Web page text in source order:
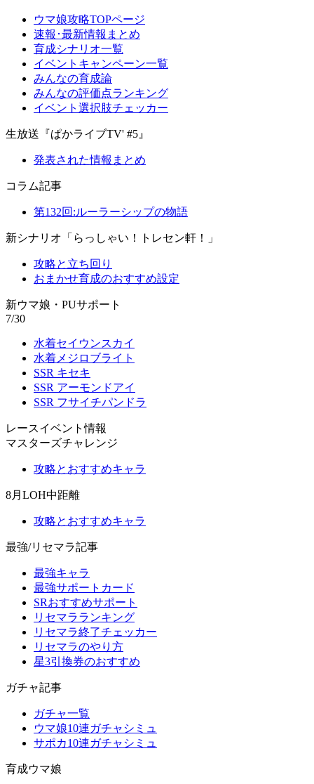
ウマ娘攻略TOPページ
速報･最新情報まとめ
育成シナリオ一覧
イベントキャンペーン一覧
みんなの育成論
みんなの評価点ランキング
イベント選択肢チェッカー
生放送『ぱかライブTV' #5』
発表された情報まとめ
コラム記事
第132回:ルーラーシップの物語
新シナリオ「らっしゃい！トレセン軒！」
攻略と立ち回り
おまかせ育成のおすすめ設定
新ウマ娘・PUサポート
7/30
水着セイウンスカイ
水着メジロブライト
SSR キセキ
SSR アーモンドアイ
SSR フサイチパンドラ
レースイベント情報
マスターズチャレンジ
攻略とおすすめキャラ
8月LOH中距離
攻略とおすすめキャラ
最強/リセマラ記事
最強キャラ
最強サポートカード
SRおすすめサポート
リセマラランキング
リセマラ終了チェッカー
リセマラのやり方
星3引換券のおすすめ
ガチャ記事
ガチャ一覧
ウマ娘10連ガチャシミュ
サポカ10連ガチャシミュ
育成ウマ娘